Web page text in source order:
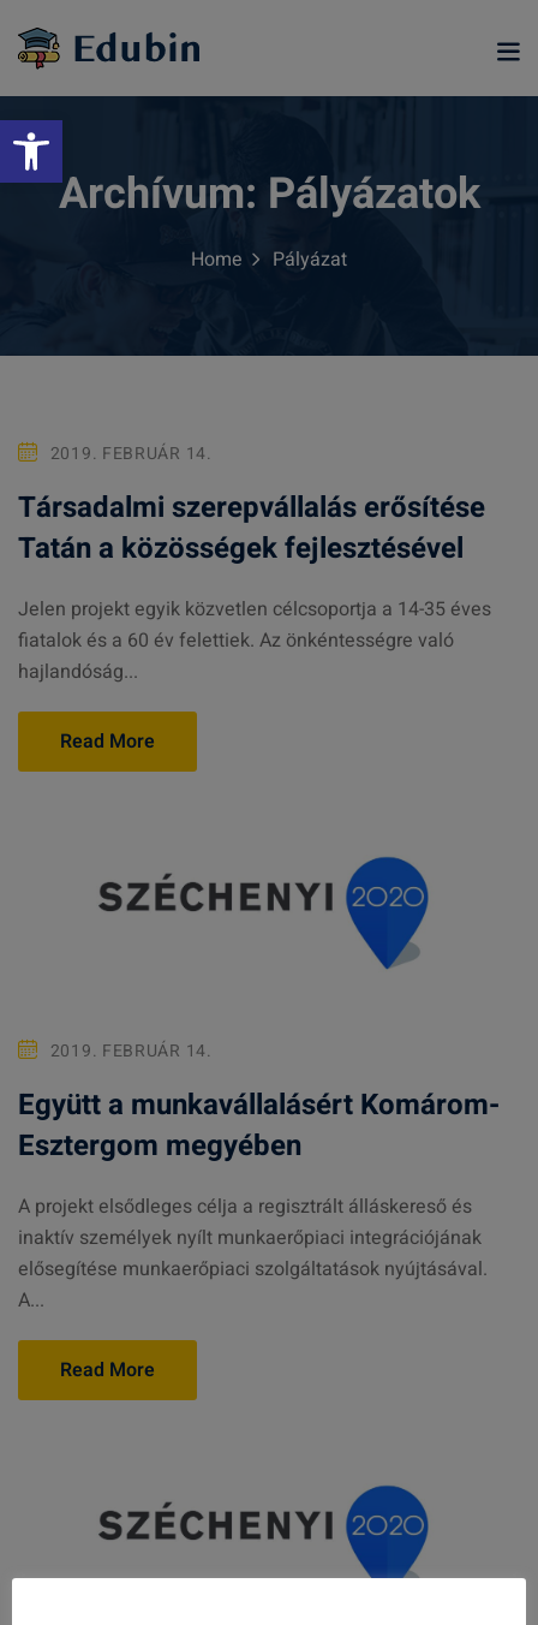
Eszköztár megnyitása
content
Archívum: Pályázatok
Home Pályázat
2019. FEBRUÁR 14.
Társadalmi szerepvállalás erősítése
Tatán a közösségek fejlesztésével
Jelen projekt egyik közvetlen célcsoportja a 14-35 éves
fiatalok és a 60 év felettiek. Az önkéntességre való
hajlandóság...
Read More
2019. FEBRUÁR 14.
Együtt a munkavállalásért Komárom-
Esztergom megyében
A projekt elsődleges célja a regisztrált álláskereső és
inaktív személyek nyílt munkaerőpiaci integrációjának
elősegítése munkaerőpiaci szolgáltatások nyújtásával.
A...
Read More